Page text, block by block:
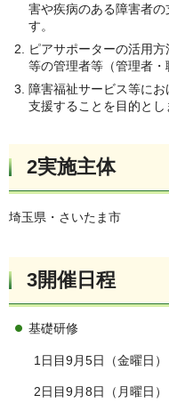
害や疾病のある障害者
す。
ピアサポーターの活用
等の管理者等（管理者・
障害福祉サービス等に
支援することを目的とし
2実施主体
埼玉県・さいたま市
3開催日程
基礎研修
1日目9月5日（金曜日
2日目9月8日（月曜日